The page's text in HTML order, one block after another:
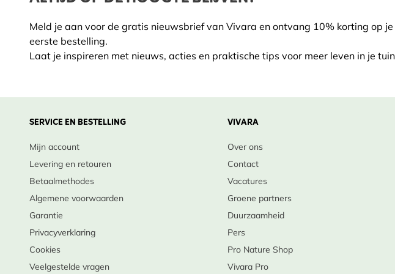
Meld je aan voor de gratis nieuwsbrief van Vivara en ontvang 10% korting op je
eerste bestelling.
Laat je inspireren met nieuws, acties en praktische tips voor meer leven in je
SERVICE EN BESTELLING
Mijn account
Levering en retouren
Betaalmethodes
Algemene voorwaarden
Garantie
Privacyverklaring
Cookies
Veelgestelde vragen
VIVARA
Over ons
Contact
Vacatures
Groene partners
Duurzaamheid
Pers
Pro Nature Shop
Vivara Pro